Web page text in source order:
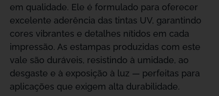
em qualidade. Ele é formulado para oferecer
excelente aderência das tintas UV, garantindo
cores vibrantes e detalhes nítidos em cada
impressão. As estampas produzidas com este
vale são duráveis, resistindo à umidade, ao
desgaste e à exposição à luz — perfeitas para
aplicações que exigem alta durabilidade.